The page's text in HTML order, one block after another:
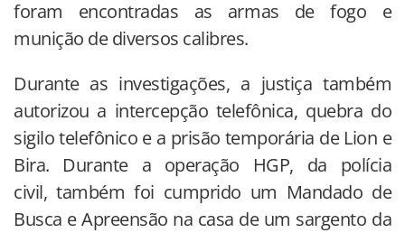
foram encontradas as armas de fogo e
munição de diversos calibres.
Durante as investigações, a justiça também
autorizou a intercepção telefônica, quebra do
sigilo telefônico e a prisão temporária de Lion e
Bira. Durante a operação HGP, da polícia
civil, também foi cumprido um Mandado de
Busca e Apreensão na casa de um sargento da